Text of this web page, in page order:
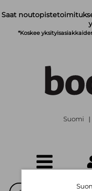
Saat
*Koskee
Suomi |